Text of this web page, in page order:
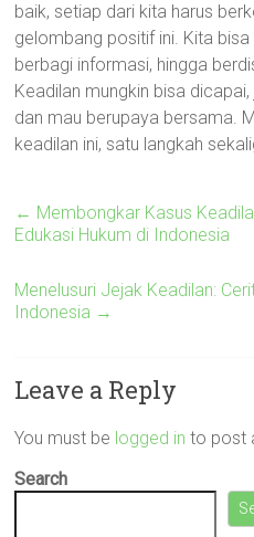
baik, setiap dari kita harus
gelombang positif ini. Kita bisa
berbagi informasi, hingga
Keadilan mungkin bisa
dan mau berupaya bersama.
keadilan ini, satu langkah
← Membongkar Kasus
Edukasi Hukum di Indonesia
Menelusuri Jejak Keadilan:
Indonesia →
Leave a Reply
You must be logged in to post
Search